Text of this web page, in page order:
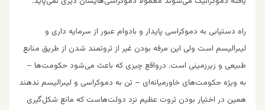
راه دستیابی به دموکراسی پایدار و بادوام عبور از سرمایه‌ داری و
لیبرالیسم است ولی این مرفه بودن غیر از ثروتمند شدن از طریق منابع
طبیعی و زیرزمینی است. درواقع چیزی که باعث می‌شود حکومت‌ها –
به ‌ویژه حکومت‌های خاورمیانه‌ای – تن به دموکراسی و لیبرالیسم ندهند
همین در اختیار بودن ثروت عظیم نزد دولت‌هاست که مانع شکل‌گیری